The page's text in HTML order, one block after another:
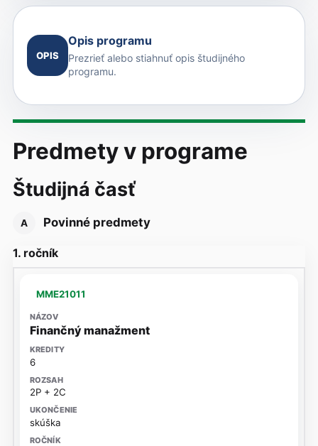
OPIS
Opis programu
Prezrieť alebo stiahnuť opis študijného
programu.
Predmety v programe
Študijná časť
A Povinné predmety
1. ročník
MME21011
Finančný manažment
6
2P + 2C
skúška